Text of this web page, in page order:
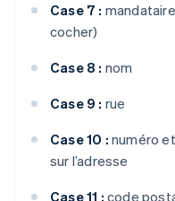
Case 7 :
cocher)
Case 8 : nom
Case 9 : rue
Case 10 : numéro
sur l’adresse
Case 11 : code